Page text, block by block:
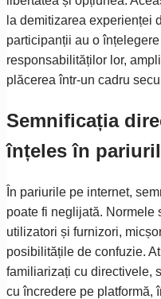
la demitizarea experienței
participanții au o
responsabilităților lor,
plăcerea într-un cadru
Semnificația
înțeles în
În pariurile pe internet,
poate fi neglijată. Normele
utilizatori și furnizori,
posibilitățile de confuzie.
familiarizați cu directivele,
cu încredere pe platformă,